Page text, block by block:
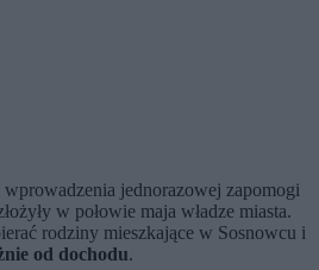
jednorazowej zapomogi
w połowie maja władze miasta.
rodziny mieszkające w Sosnowcu i
od dochodu.